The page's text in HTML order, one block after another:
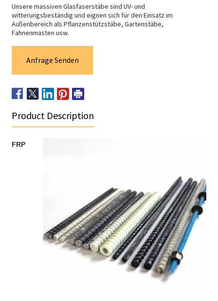
Unsere massiven Glasfaserstäbe sind UV- und
witterungsbeständig und eignen sich für den Einsatz im
Außenbereich als Pflanzenstützstäbe, Gartenstäbe,
Fahnenmasten usw.
Anfrage Senden
Product Description
FRP